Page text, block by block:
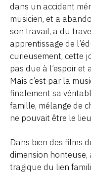
dans un accident
musicien, et a
son travail, a du
apprentissage de
curieusement, cette
pas due à l’espoir et
Mais c’est par la
finalement sa
famille, mélange de
ne pouvait être le
Dans bien des films
dimension
tragique du lien